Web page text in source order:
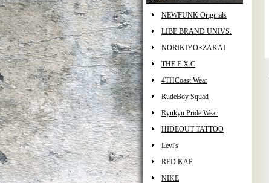
NEWFUNK Originals
LIBE BRAND UNIVS.
NORIKIYO×ZAKAI
THE E.X.C
4THCoast Wear
RudeBoy Squad
Ryukyu Pride Wear
HIDEOUT TATTOO
Levi's
RED KAP
NIKE